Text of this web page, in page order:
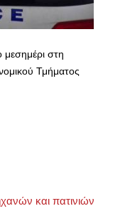
στη
Τμήματος
και πατινιών